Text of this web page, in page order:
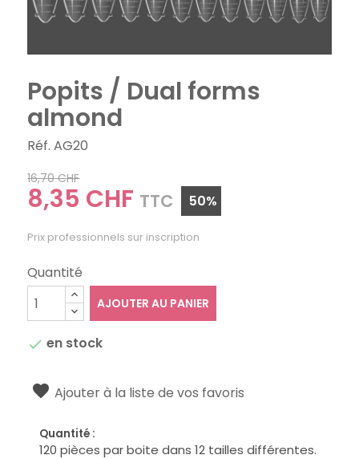
Popits / Dual forms
almond
Réf. AG20
16,70 CHF
8,35 CHF TTC 50%
Prix professionnels sur inscription
Quantité
AJOUTER AU PANIER
 en stock
Ajouter à la liste de vos favoris
Quantité :
120 pièces par boite dans 12 tailles différentes.